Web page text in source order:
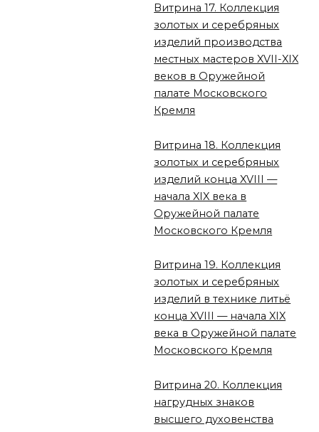
Витрина 17. Коллекция
золотых и серебряных
изделий производства
местных мастеров XVII-XIX
веков в Оружейной
палате Московского
Кремля
Витрина 18. Коллекция
золотых и серебряных
изделий конца XVIII —
начала XIX века в
Оружейной палате
Московского Кремля
Витрина 19. Коллекция
золотых и серебряных
изделий в технике литьё
конца XVIII — начала XIX
века в Оружейной палате
Московского Кремля
Витрина 20. Коллекция
нагрудных знаков
высшего духовенства